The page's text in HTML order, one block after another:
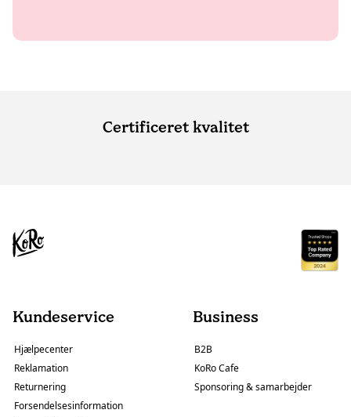
Certificeret kvalitet
Kundeservice
Hjælpecenter
Reklamation
Returnering
Forsendelsesinformation
Business
B2B
KoRo Cafe
Sponsoring & samarbejder